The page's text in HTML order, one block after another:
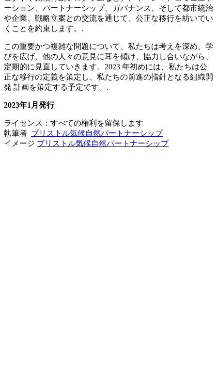
ーション、パートナーシップ、ガバナンス、そして都市統治
や企業、戦略立案との交流を通じて、公正な移行を紡いでい
くことを約束します。.
この重要かつ複雑な問題について、私たちは考えを深め、学
びを広げ、他の人々の意見に耳を傾け、協力し合いながら、
定期的に見直していきます。2023 年初めには、私たちは公
正な移行の定義を策定し、私たちの前進の指針となる組織開
発 計画を策定する予定です。.
2023年1月発行
ライセンス：すべての権利を留保します
執筆者 ブリストル気候自然パートナーシップ
イメージ ブリストル気候自然パートナーシップ